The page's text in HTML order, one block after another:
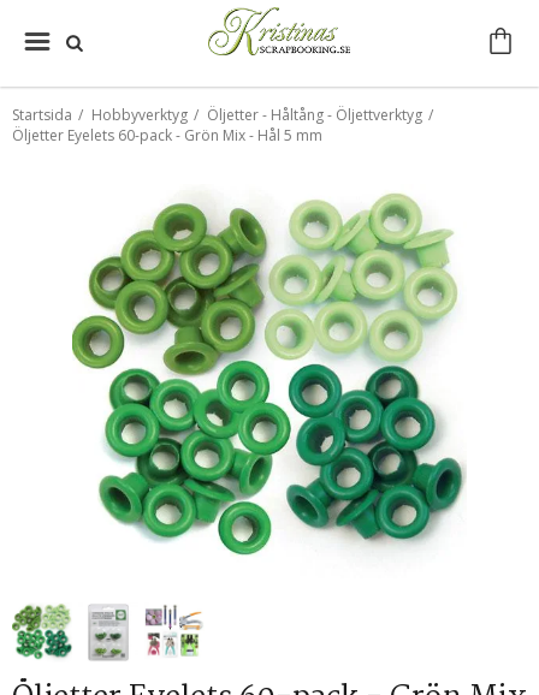
Startsida / Hobbyverktyg / Öljetter - Håltång - Öljettverktyg /
Öljetter Eyelets 60-pack - Grön Mix - Hål 5 mm